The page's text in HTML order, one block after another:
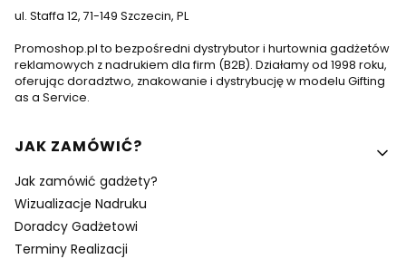
ul. Staffa 12, 71-149 Szczecin, PL
Promoshop.pl to bezpośredni dystrybutor i hurtownia gadżetów
reklamowych z nadrukiem dla firm (B2B). Działamy od 1998 roku,
oferując doradztwo, znakowanie i dystrybucję w modelu Gifting
as a Service.
Linki w stopce
JAK ZAMÓWIĆ?
Jak zamówić gadżety?
Wizualizacje Nadruku
Doradcy Gadżetowi
Terminy Realizacji